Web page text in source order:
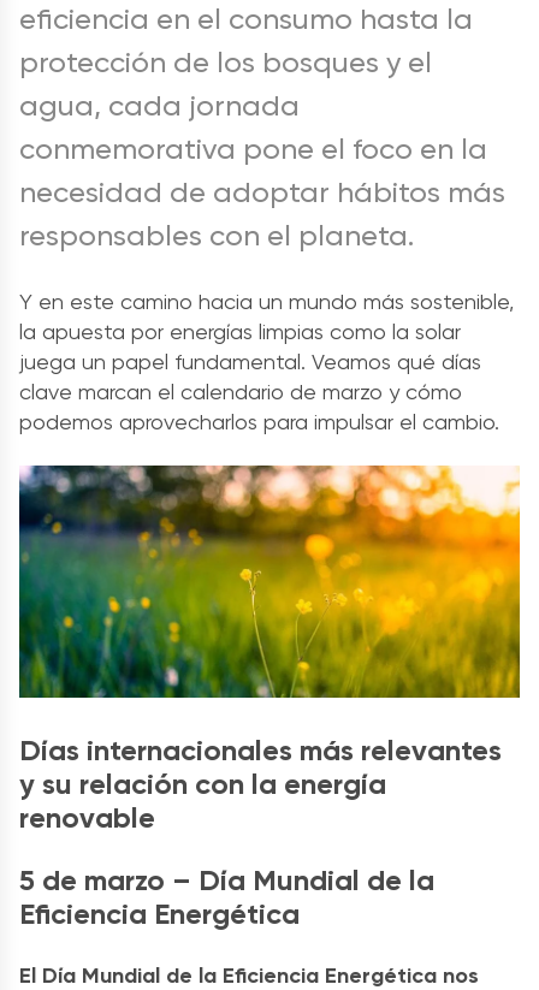
eficiencia en el consumo hasta la
protección de los bosques y el
agua, cada jornada
conmemorativa pone el foco en la
necesidad de adoptar hábitos más
responsables con el planeta.
Y en este camino hacia un mundo más sostenible,
la apuesta por energías limpias como la solar
juega un papel fundamental. Veamos qué días
clave marcan el calendario de marzo y cómo
podemos aprovecharlos para impulsar el cambio.
Días internacionales más relevantes
y su relación con la energía
renovable
5 de marzo – Día Mundial de la
Eficiencia Energética
El Día Mundial de la Eficiencia Energética nos